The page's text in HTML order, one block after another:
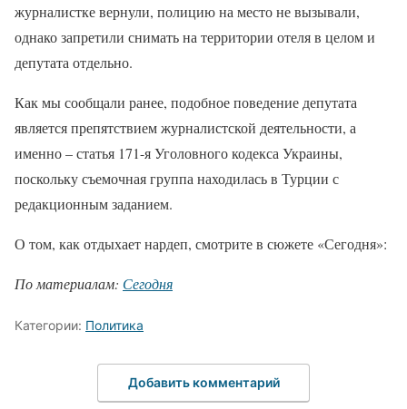
журналистке вернули, полицию на место не вызывали,
однако запретили снимать на территории отеля в целом и
депутата отдельно.
Как мы сообщали ранее, подобное поведение депутата
является препятствием журналистской деятельности, а
именно – статья 171-я Уголовного кодекса Украины,
поскольку съемочная группа находилась в Турции с
редакционным заданием.
О том, как отдыхает нардеп, смотрите в сюжете «Сегодня»:
По материалам: Сегодня
Категории: Политика
Добавить комментарий